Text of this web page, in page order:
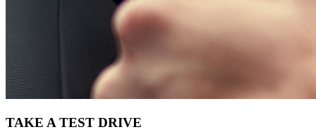
TAKE A TEST DRIVE